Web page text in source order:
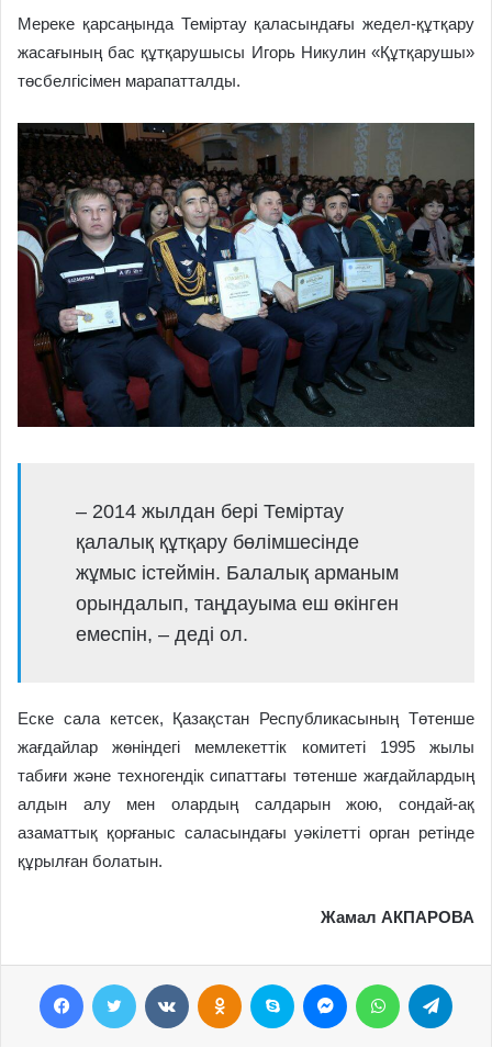
Мереке қарсаңында Теміртау қаласындағы жедел-құтқару
жасағының бас құтқарушысы Игорь Никулин «Құтқарушы»
төсбелгісімен марапатталды.
– 2014 жылдан бері Теміртау
қалалық құтқару бөлімшесінде
жұмыс істеймін. Балалық арманым
орындалып, таңдауыма еш өкінген
емеспін, – деді ол.
Еске сала кетсек, Қазақстан Республикасының Төтенше
жағдайлар жөніндегі мемлекеттік комитеті 1995 жылы
табиғи және техногендік сипаттағы төтенше жағдайлардың
алдын алу мен олардың салдарын жою, сондай-ақ
азаматтық қорғаныс саласындағы уәкілетті орган ретінде
құрылған болатын.
Жамал АКПАРОВА